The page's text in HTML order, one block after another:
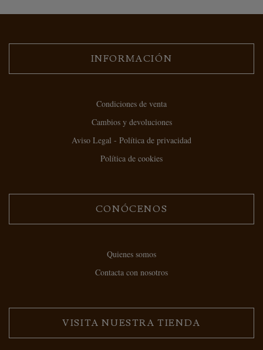
INFORMACIÓN
Condiciones de venta
Cambios y devoluciones
Aviso Legal - Política de privacidad
Política de cookies
CONÓCENOS
Quienes somos
Contacta con nosotros
VISITA NUESTRA TIENDA